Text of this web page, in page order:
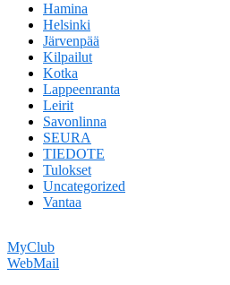
Hamina
Helsinki
Järvenpää
Kilpailut
Kotka
Lappeenranta
Leirit
Savonlinna
SEURA
TIEDOTE
Tulokset
Uncategorized
Vantaa
MyClub
WebMail